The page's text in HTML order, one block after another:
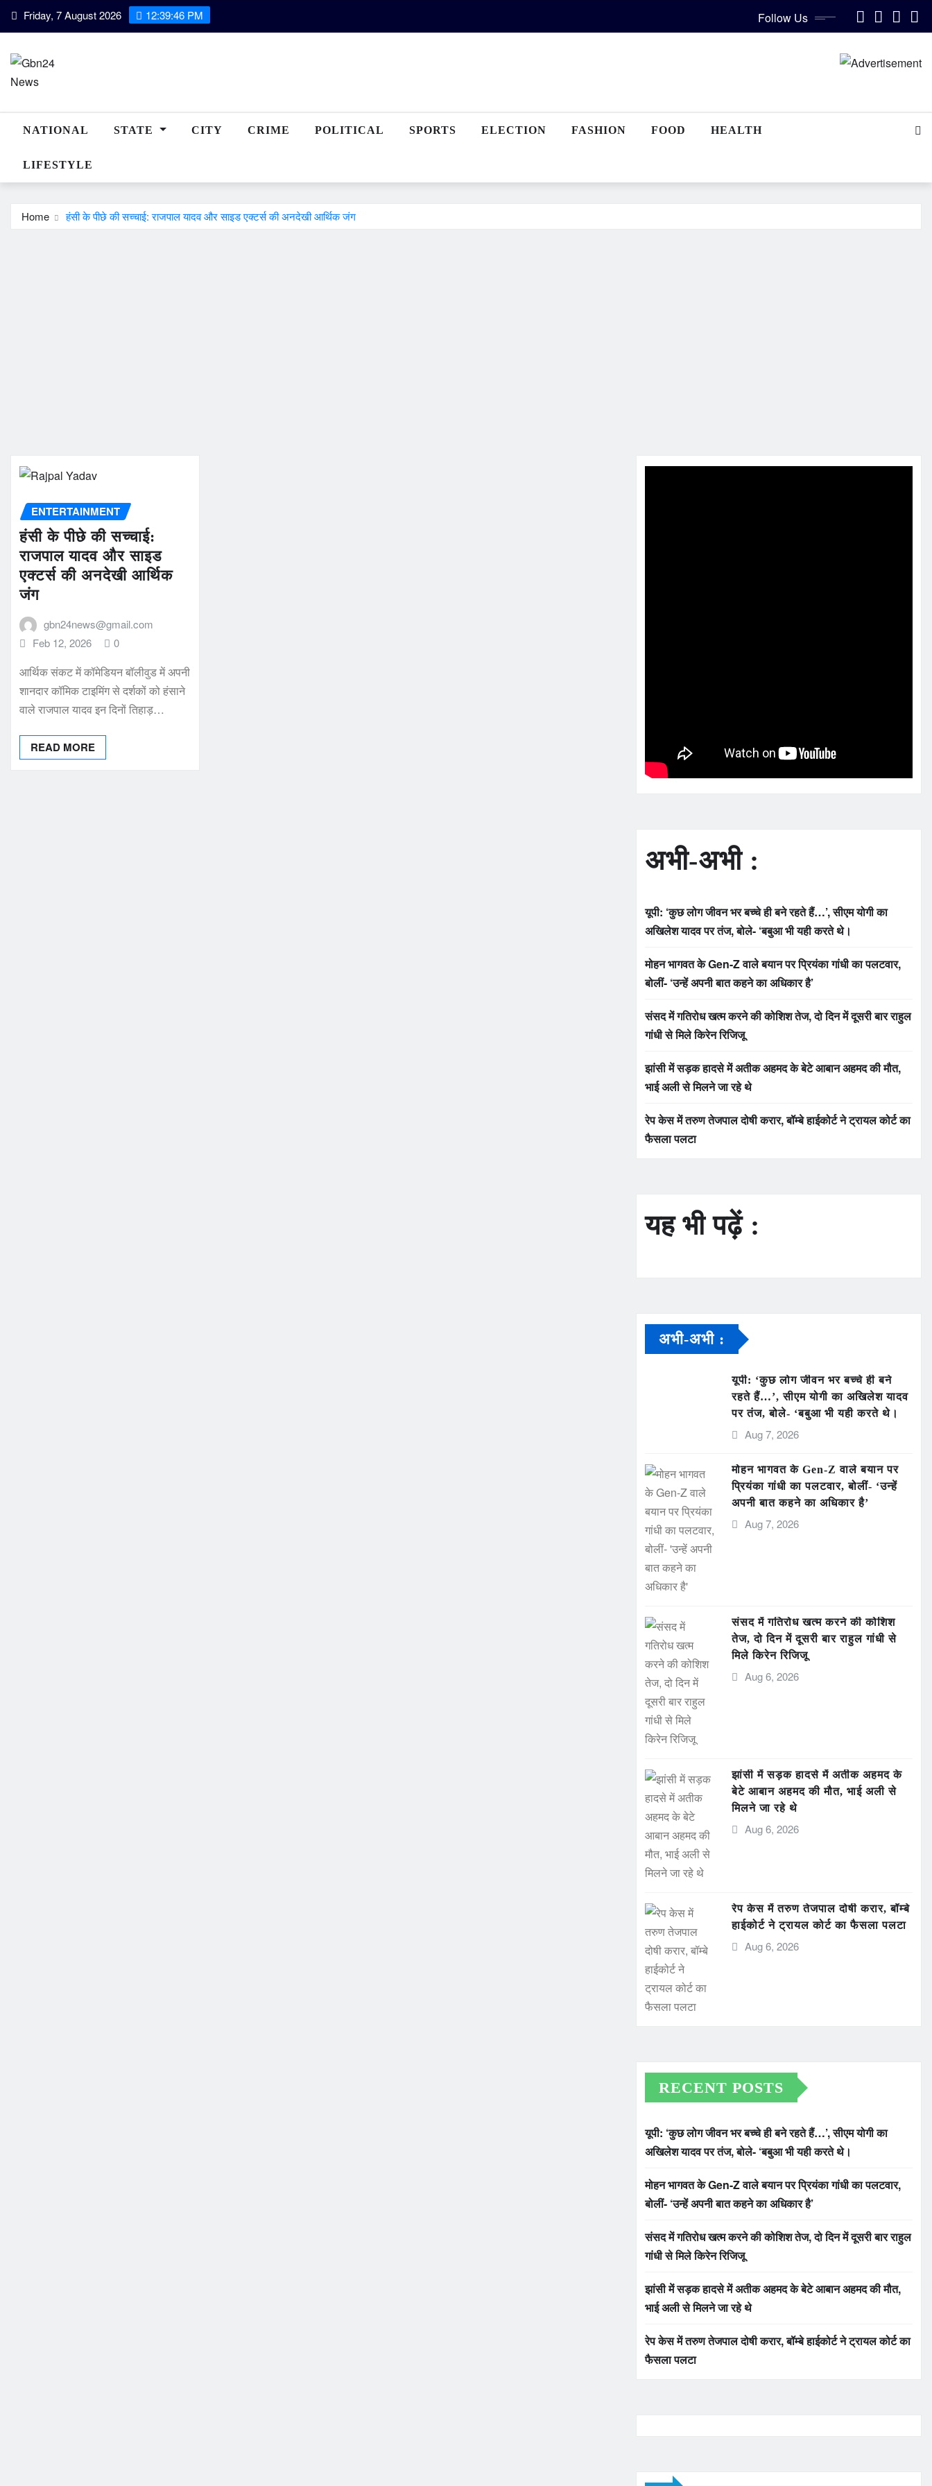
Skip Friday, 7 August 2026 12:39:47 PM Follow Us
NATIONAL STATE CITY CRIME POLITICAL SPORTS ELECTION FASHION FOOD HEALTH
LIFESTYLE
Home हंसी के पीछे की सच्चाई: राजपाल यादव और साइड एक्टर्स की अनदेखी आर्थिक जंग
ENTERTAINMENT
हंसी के पीछे की सच्चाई:
राजपाल यादव और साइड
एक्टर्स की अनदेखी आर्थिक
जंग
gbn24news@gmail.com
Feb 12, 2026
0
आर्थिक संकट में कॉमेडियन बॉलीवुड में अपनी
शानदार कॉमिक टाइमिंग से दर्शकों को हंसाने
वाले राजपाल यादव इन दिनों तिहाड़…
READ MORE
अभी-अभी :
यूपी: ‘कुछ लोग जीवन भर बच्चे ही बने रहते हैं…’, सीएम योगी का
अखिलेश यादव पर तंज, बोले- ‘बबुआ भी यही करते थे।
मोहन भागवत के Gen-Z वाले बयान पर प्रियंका गांधी का पलटवार,
बोलीं- ‘उन्हें अपनी बात कहने का अधिकार है’
संसद में गतिरोध खत्म करने की कोशिश तेज, दो दिन में दूसरी बार राहुल
गांधी से मिले किरेन रिजिजू
झांसी में सड़क हादसे में अतीक अहमद के बेटे आबान अहमद की मौत,
भाई अली से मिलने जा रहे थे
रेप केस में तरुण तेजपाल दोषी करार, बॉम्बे हाईकोर्ट ने ट्रायल कोर्ट का
फैसला पलटा
यह भी पढ़ें :
अभी-अभी :
यूपी: ‘कुछ लोग जीवन भर बच्चे ही बने
रहते हैं…’, सीएम योगी का अखिलेश यादव
पर तंज, बोले- ‘बबुआ भी यही करते थे।
Aug 7, 2026
मोहन भागवत के Gen-Z वाले बयान पर
प्रियंका गांधी का पलटवार, बोलीं- ‘उन्हें
अपनी बात कहने का अधिकार है’
Aug 7, 2026
संसद में गतिरोध खत्म करने की कोशिश
तेज, दो दिन में दूसरी बार राहुल गांधी से
मिले किरेन रिजिजू
Aug 6, 2026
झांसी में सड़क हादसे में अतीक अहमद के
बेटे आबान अहमद की मौत, भाई अली से
मिलने जा रहे थे
Aug 6, 2026
रेप केस में तरुण तेजपाल दोषी करार, बॉम्बे
हाईकोर्ट ने ट्रायल कोर्ट का फैसला पलटा
Aug 6, 2026
RECENT POSTS
यूपी: ‘कुछ लोग जीवन भर बच्चे ही बने रहते हैं…’, सीएम योगी का
अखिलेश यादव पर तंज, बोले- ‘बबुआ भी यही करते थे।
मोहन भागवत के Gen-Z वाले बयान पर प्रियंका गांधी का पलटवार,
बोलीं- ‘उन्हें अपनी बात कहने का अधिकार है’
संसद में गतिरोध खत्म करने की कोशिश तेज, दो दिन में दूसरी बार राहुल
गांधी से मिले किरेन रिजिजू
झांसी में सड़क हादसे में अतीक अहमद के बेटे आबान अहमद की मौत,
भाई अली से मिलने जा रहे थे
रेप केस में तरुण तेजपाल दोषी करार, बॉम्बे हाईकोर्ट ने ट्रायल कोर्ट का
फैसला पलटा